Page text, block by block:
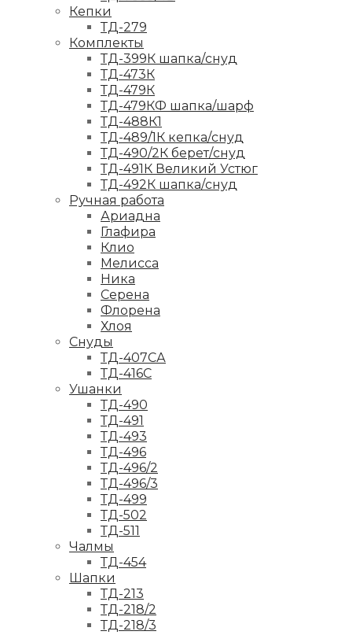
Кепки
ТД-279
Комплекты
ТД-399К шапка/снуд
ТД-473К
ТД-479К
ТД-479КФ шапка/шарф
ТД-488К1
ТД-489/1К кепка/снуд
ТД-490/2К берет/снуд
ТД-491К Великий Устюг
ТД-492К шапка/снуд
Ручная работа
Ариадна
Глафира
Клио
Мелисса
Ника
Серена
Флорена
Хлоя
Снуды
ТД-407СА
ТД-416С
Ушанки
ТД-490
ТД-491
ТД-493
ТД-496
ТД-496/2
ТД-496/3
ТД-499
ТД-502
ТД-511
Чалмы
ТД-454
Шапки
ТД-213
ТД-218/2
ТД-218/3